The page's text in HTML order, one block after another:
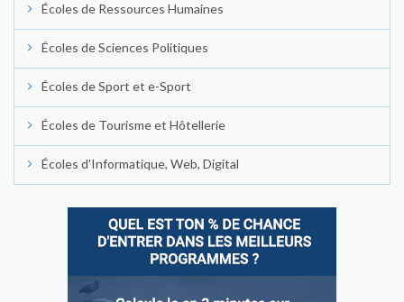
Écoles de Ressources Humaines
Écoles de Sciences Politiques
Écoles de Sport et e-Sport
Écoles de Tourisme et Hôtellerie
Écoles d'Informatique, Web, Digital